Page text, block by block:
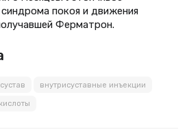
покоя и движения
Ферматрон.
внутрисуставные инъекции